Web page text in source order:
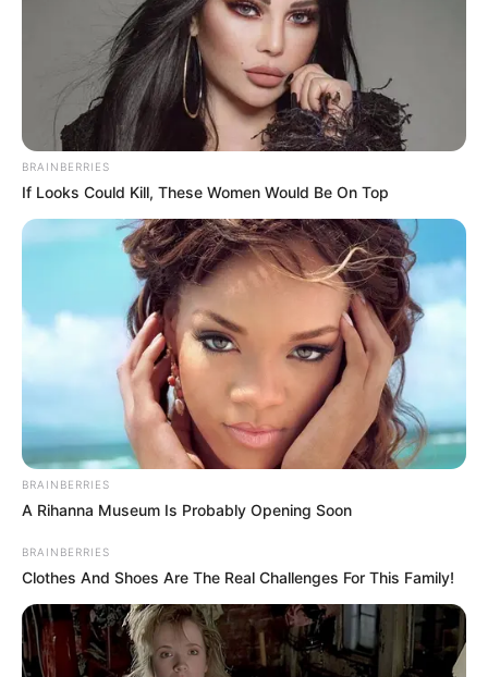
BRAINBERRIES
If Looks Could Kill, These Women Would Be On Top
BRAINBERRIES
A Rihanna Museum Is Probably Opening Soon
BRAINBERRIES
Clothes And Shoes Are The Real Challenges For This Family!